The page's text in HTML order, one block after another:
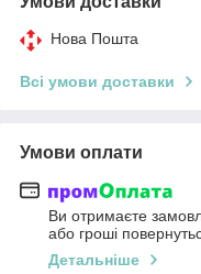
Нова Пошта
Всі умови доставки
Умови оплати
Ви отримаєте
або гроші
Детальніше